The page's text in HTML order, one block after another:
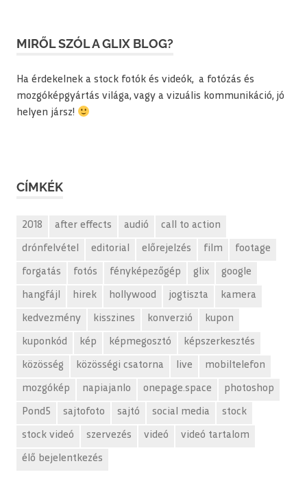
MIRŐL SZÓL A GLIX BLOG?
Ha érdekelnek a stock fotók és videók, a fotózás és
mozgóképgyártás világa, vagy a vizuális kommunikáció, jó
helyen jársz!
CÍMKÉK
2018 after effects audió call to action
drónfelvétel editorial előrejelzés film footage
forgatás fotós fényképezőgép glix google
hangfájl hirek hollywood jogtiszta kamera
kedvezmény kisszines konverzió kupon
kuponkód kép képmegosztó képszerkesztés
közösség közösségi csatorna live mobiltelefon
mozgókép napiajanlo onepage.space photoshop
Pond5 sajtofoto sajtó social media stock
stock videó szervezés videó videó tartalom
élő bejelentkezés